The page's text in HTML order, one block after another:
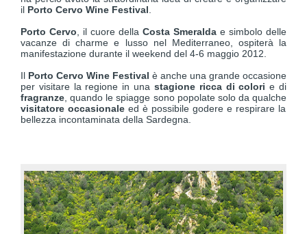
il Porto Cervo Wine Festival
Porto Cervo , il cuore della Costa Smeralda e simbolo delle
vacanze di charme e lusso nel Mediterraneo, ospiterà la
manifestazione durante il weekend del 4-6 maggio 2012.
Il Porto Cervo Wine Festival è anche una grande occasione
per visitare la regione in una stagione ricca di colori e di
fragranze , quando le spiagge sono popolate solo da qualche
visitatore occasionale ed è possibile godere e respirare la
bellezza incontaminata della Sardegna.